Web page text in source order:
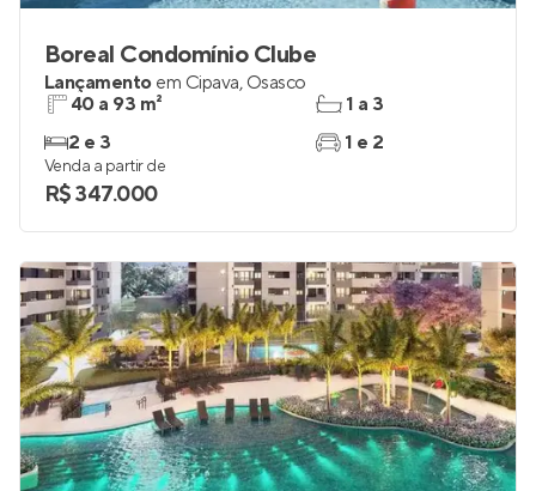
Boreal Condomínio Clube
Lançamento em Cipava, Osasco
40 a 93 m²
2 e 3
1 a 3
1 e 2
Venda a partir de
R$ 347.000